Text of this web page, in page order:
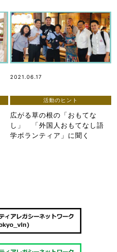
2021.06.17
活動のヒント
広がる草の根の「おもてな
し」 「外国人おもてなし語
学ボランティア」に聞く